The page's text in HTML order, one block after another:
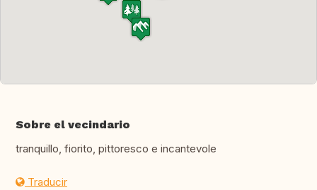
Sobre el vecindario
tranquillo, fiorito, pittoresco e incantevole
Traducir